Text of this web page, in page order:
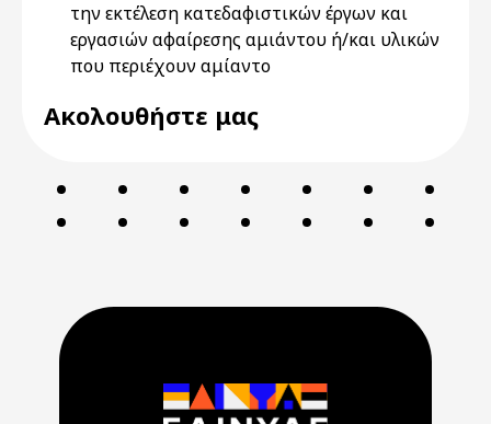
την εκτέλεση κατεδαφιστικών έργων και
εργασιών αφαίρεσης αμιάντου ή/και υλικών
που περιέχουν αμίαντο
Ακολουθήστε μας